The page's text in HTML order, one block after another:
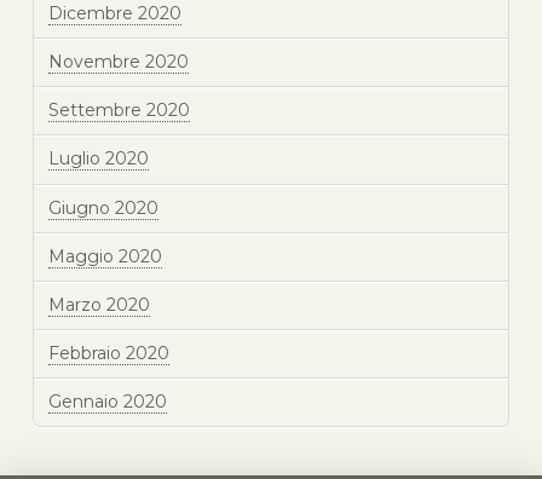
Dicembre 2020
Novembre 2020
Settembre 2020
Luglio 2020
Giugno 2020
Maggio 2020
Marzo 2020
Febbraio 2020
Gennaio 2020